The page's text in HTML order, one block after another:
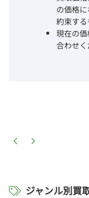
の価格
約束する
現在の
合わせく
ジャンル別買